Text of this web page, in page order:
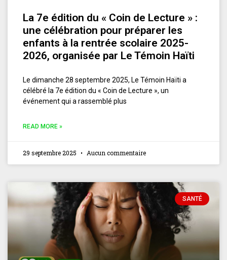
La 7e édition du « Coin de Lecture » :
une célébration pour préparer les
enfants à la rentrée scolaire 2025-
2026, organisée par Le Témoin Haïti
Le dimanche 28 septembre 2025, Le Témoin Haïti a
célébré la 7e édition du « Coin de Lecture », un
événement qui a rassemblé plus
READ MORE »
29 septembre 2025 Aucun commentaire
SANTÉ